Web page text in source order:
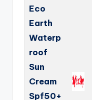
Eco
Earth
Waterp
roof
Sun
Cream
Spf50+